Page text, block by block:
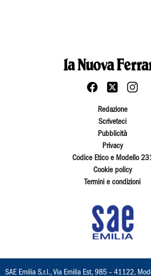
Redazione
Scriveteci
Pubblicità
Privacy
Codice Etico e Modello
Cookie policy
Termini e condizioni
SAE Emilia S.r.l., Via Emilia Est, 985 – 41122,